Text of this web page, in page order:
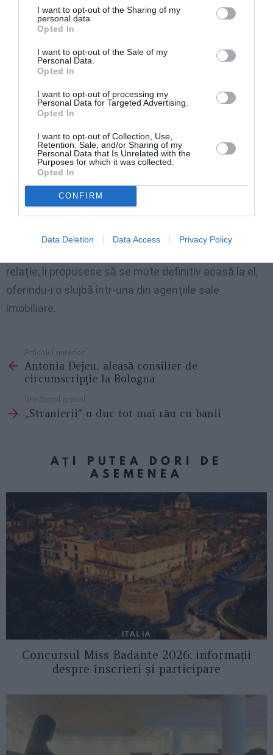
I want to opt-out of the Sharing of my
personal data.
Opted In
I want to opt-out of the Sale of my
Personal Data.
Opted In
I want to opt-out of processing my
Personal Data for Targeted Advertising.
Opted In
I want to opt-out of Collection, Use,
Retention, Sale, and/or Sharing of my
Personal Data that Is Unrelated with the
Purposes for which it was collected.
Opted In
CONFIRM
Data Deletion Data Access Privacy Policy
pistolul cu care apoi a împuşcat-o pe Daniela
Hatmanu.
În noaptea de 31 ianuarie 2008, ar fi sunat alarma.
Italianul a intrat în panică, spune el, temându-se să
nu fie din nou jefuit. A văzut o umbră care venea spre
el, în cameră, şi a tras de trei ori. Dar nu erau hoţii, ci
Daniela, prietena lui, care până cu câteva minute
înainte dormea în pat cu el. Femeia se ridicase pentru
a merge la baie. Două din cele trei proiectile au lovit-o
pe Daniela într-un picior şi în inimă, ucigând-o pe loc.
Victima, originară din Vânători (Vrancea) lucra ca
îngrijitoare la Palermo şi sosise la Capodimonte chiar
relaţie, îi propusese să se mute definitiv acasă la el,
oferindu-i o slujbă într-una din agenţiile sale
imobiliare.
more
Articolul anterior
Antonia Dejeu, aleasă consilier de
circumscripţie la Bologna
Următorul articol
„Stranierii” o duc tot mai rău cu banii
AȚI PUTEA DORI DE
ASEMENEA
ITALIA
Concursul Miss Badante 2026: informații
despre înscrieri și participare